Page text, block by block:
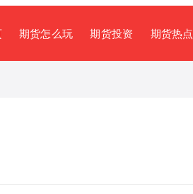
期货怎么玩 期货投资 期货热点